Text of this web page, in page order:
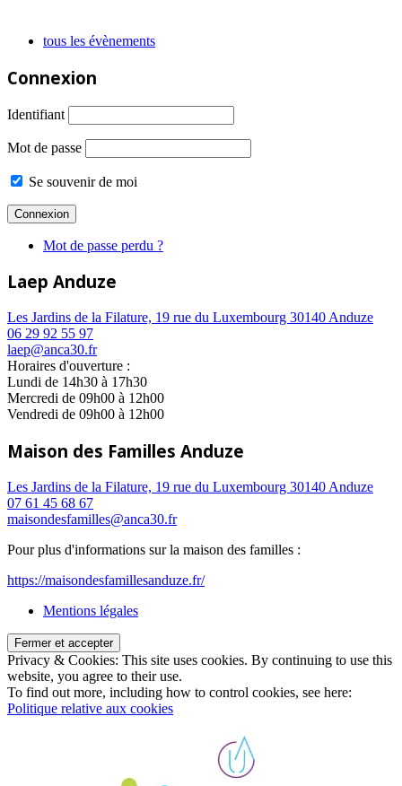
tous les évènements
Connexion
Identifiant
Mot de passe
Se souvenir de moi
Mot de passe perdu ?
Laep Anduze
Les Jardins de la Filature, 19 rue du Luxembourg 30140 Anduze
06 29 92 55 97
laep@anca30.fr
Horaires d'ouverture :
Lundi de 14h30 à 17h30
Mercredi de 09h00 à 12h00
Vendredi de 09h00 à 12h00
Maison des Familles Anduze
Les Jardins de la Filature, 19 rue du Luxembourg 30140 Anduze
07 61 45 68 67
maisondesfamilles@anca30.fr
Pour plus d'informations sur la maison des familles :
https://maisondesfamillesanduze.fr/
Mentions légales
Privacy & Cookies: This site uses cookies. By continuing to use this
website, you agree to their use.
To find out more, including how to control cookies, see here:
Politique relative aux cookies